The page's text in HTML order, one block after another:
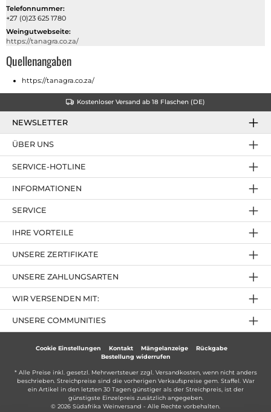
Telefonnummer:
+27 (0)23 625 1780
Weingutwebseite:
https://tanagra.co.za/
Quellenangaben
https://tanagra.co.za/
Kostenloser Versand ab 18 Flaschen (DE)
NEWSLETTER
SERVICE-HOTLINE
IHRE VORTEILE
UNSERE ZAHLUNGSARTEN
ÜBER UNS
UNSERE ZERTIFIKATE
INFORMATIONEN
SERVICE
UNSERE COMMUNITIES
WIR VERSENDEN MIT:
Cookie Einstellungen Kontakt Mängelanzeige
Rückgabe
Bestellung widerrufen
* Alle Preise inkl. gesetzl. Mehrwertsteuer zzgl. Versandkosten, wenn nicht anders
beschrieben. Streichpreise sind die vorherigen Verkaufspreise gem. Staffel. War
ein Artikel in den letzten 30 Tagen günstiger als der Streichpreis, ist der
günstigste Einzelpreis zusätzlich angegeben.
© 2026 Südafrika Weinversand - Alle Rechte vorbehalten.